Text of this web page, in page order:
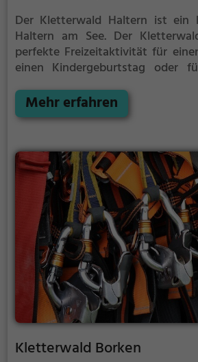
Der Kletterwald Haltern ist ein
Haltern am See. Der
perfekte Freizeitaktivität für
einen Kindergeburtstag oder
dem Erdboden erwartet dich
Abenteuer und Erlebnis. Der
Anfängern jede Menge Platz für
Mehr erfahren
Kletterwald Borken